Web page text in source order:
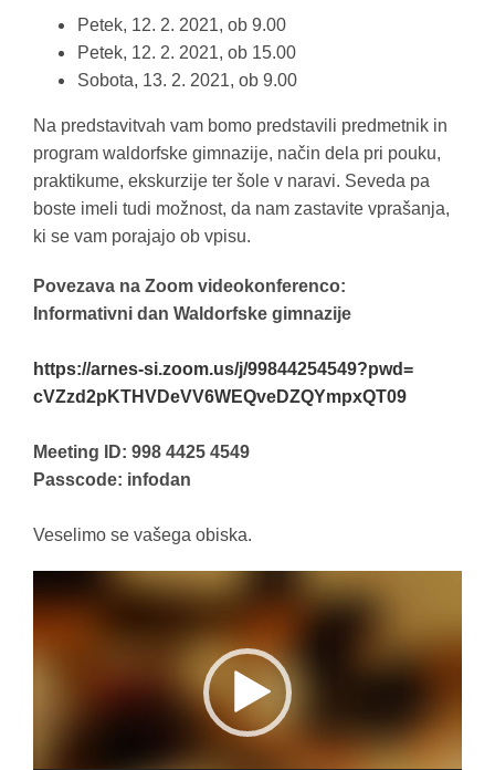
Petek, 12. 2. 2021, ob 9.00
Petek, 12. 2. 2021, ob 15.00
Sobota, 13. 2. 2021, ob 9.00
Na predstavitvah vam bomo predstavili predmetnik in
program waldorfske gimnazije, način dela pri pouku,
praktikume, ekskurzije ter šole v naravi. Seveda pa
boste imeli tudi možnost, da nam zastavite vprašanja,
ki se vam porajajo ob vpisu.
Povezava na Zoom videokonferenco:
Informativni dan Waldorfske gimnazije
https://arnes-si.zoom.us/j/99844254549?pwd=
cVZzd2pKTHVDeVV6WEQveDZQYmpxQT09
Meeting ID: 998 4425 4549
Passcode: infodan
Veselimo se vašega obiska.
Predvajalnik
videa